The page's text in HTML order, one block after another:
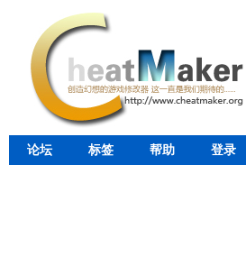
论坛 标签 帮助 登录